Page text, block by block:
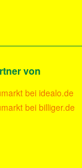
von